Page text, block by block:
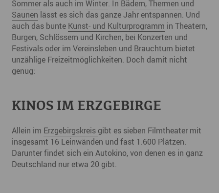
Sommer als auch im Winter. In Bädern, Thermen und
Saunen lässt es sich das ganze Jahr entspannen. Und
auch das bunte Kunst- und Kulturprogramm in Theatern,
Burgen, Schlössern und Kirchen, bei Konzerten und
Festivals oder im Vereinsleben und Brauchtum bietet
unzählige Freizeitmöglichkeiten. Doch damit nicht
genug:
KINOS IM ERZGEBIRGE
Allein im Erzgebirgskreis gibt es sieben Filmtheater mit
insgesamt 16 Leinwänden und fast 1.600 Plätzen.
Darunter findet sich ein Autokino, von denen es in ganz
Deutschland nur etwa 20 gibt.